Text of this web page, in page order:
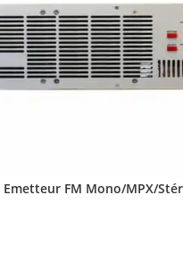
Emetteur FM Mono/MPX/